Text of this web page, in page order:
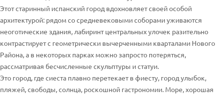
Этот старинный испанский город вдохновляет своей особой
архитектурой: рядом со средневековыми соборами уживаются
неоготические здания, лабиринт центральных улочек разительно
контрастирует с геометрически вычерченными кварталами Нового
Района, а в некоторых парках можно запросто потеряться,
рассматривая бесчисленные скульптуры и статуи.
Это город, где сиеста плавно перетекает в фиесту, город улыбок,
пляжей, свободы, солнца, роскошной гастрономии. Море, хорошая